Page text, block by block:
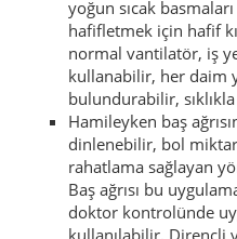
yoğun sıcak
hafifletmek için hafif
normal vantilatör, iş
kullanabilir, her daim
bulundurabilir,
Hamileyken baş
dinlenebilir, bol
rahatlama sağlayan
Baş ağrısı bu
doktor kontrolünde
kullanılabilir. Dirençli